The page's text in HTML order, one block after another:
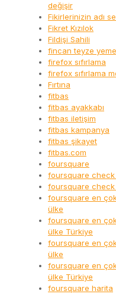
değişir
Fikirlerinizin adı
Fikret Kızılok
Fildişi Sahili
fincan teyze
firefox sıfırlama
firefox sıfırlama
Fırtına
fitbas
fitbas ayakkabı
fitbas iletişim
fitbas kampanya
fitbas şikayet
fitbas.com
foursquare
foursquare check
foursquare check
foursquare en
ülke
foursquare en
ülke Türkiye
foursquare en
ülke
foursquare en
ülke Türkiye
foursquare harita